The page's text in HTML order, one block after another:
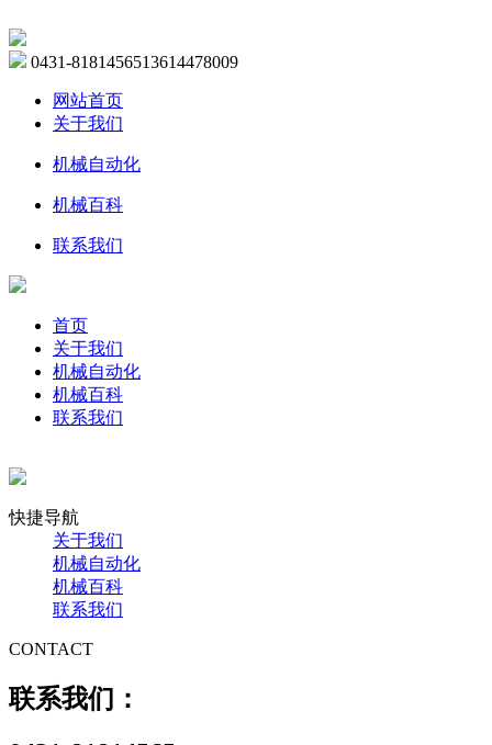
0431-8181456513614478009
网站首页
关于我们
机械自动化
机械百科
联系我们
首页
关于我们
机械自动化
机械百科
联系我们
快捷导航
关于我们
机械自动化
机械百科
联系我们
CONTACT
联系我们：